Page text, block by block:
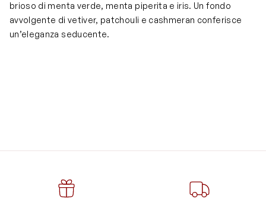
brioso di menta verde, menta piperita e iris. Un fondo
avvolgente di vetiver, patchouli e cashmeran conferisce
un’eleganza seducente.